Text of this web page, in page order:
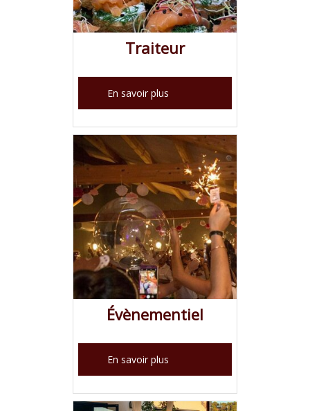
Traiteur
Évènementiel